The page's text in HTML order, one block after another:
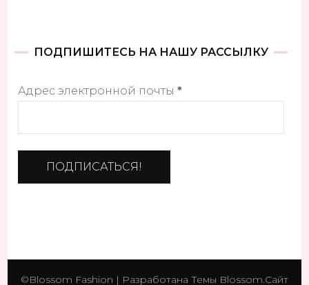
ПОДПИШИТЕСЬ НА НАШУ РАССЫЛКУ
Адрес электронной почты*
©Blossom Fashion | Разработана Темы Blossom.Сайт